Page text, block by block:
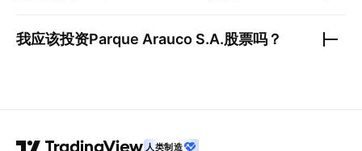
我应该投资Parque Arauco S.A.股票吗？
人类制造